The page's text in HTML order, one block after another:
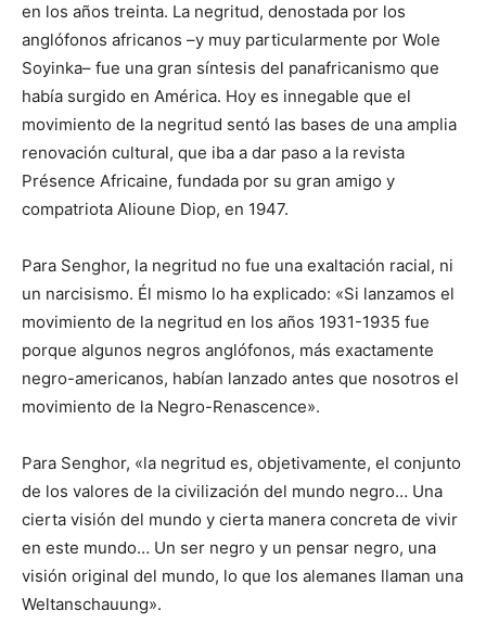
en los años treinta. La negritud, denostada por los
anglófonos africanos –y muy particularmente por Wole
Soyinka– fue una gran síntesis del panafricanismo que
había surgido en América. Hoy es innegable que el
movimiento de la negritud sentó las bases de una amplia
renovación cultural, que iba a dar paso a la revista
Présence Africaine, fundada por su gran amigo y
compatriota Alioune Diop, en 1947.
Para Senghor, la negritud no fue una exaltación racial, ni
un narcisismo. Él mismo lo ha explicado: «Si lanzamos el
movimiento de la negritud en los años 1931-1935 fue
porque algunos negros anglófonos, más exactamente
negro-americanos, habían lanzado antes que nosotros el
movimiento de la Negro-Renascence».
Para Senghor, «la negritud es, objetivamente, el conjunto
de los valores de la civilización del mundo negro… Una
cierta visión del mundo y cierta manera concreta de vivir
en este mundo… Un ser negro y un pensar negro, una
visión original del mundo, lo que los alemanes llaman una
Weltanschauung».